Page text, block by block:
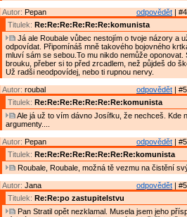
odpovědět |
Autor: Pepan
Titulek: Re:Re:Re:Re:Re:Re:komunista
Já ale Roubale vůbec nestojím o tvoje názory a
odpovídat. Připomínáš mně takového bojovného
mluví sám se sebou.To mu nikdo nemůže oponovat.
brouku, přeber si to před zrcadlem, než půjdeš do
Už radši neodpovídej, nebo ti rupnou nervy.
odpovědět |
Autor: roubal
Titulek: Re:Re:Re:Re:Re:Re:Re:komunista
Ale já už to vím dávno Josífku, že nechceš. Kde
argumenty....
odpovědět |
Autor: Pepan
Titulek: Re:Re:Re:Re:Re:Re:Re:Re:komunista
Roubale, Roubale, možná tě vezmu na čistění
odpovědět |
Autor: Jana
Titulek: Re:Re:po zastupitelstvu
Pan Stratil opět nezklamal. Musela jsem jeho